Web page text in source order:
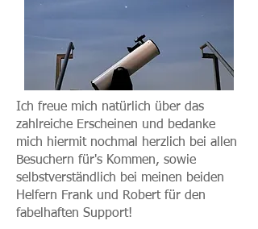
Ich freue mich natürlich über das
zahlreiche Erscheinen und bedanke
mich hiermit nochmal herzlich bei allen
Besuchern für's Kommen, sowie
selbstverständlich bei meinen beiden
Helfern Frank und Robert für den
fabelhaften Support!